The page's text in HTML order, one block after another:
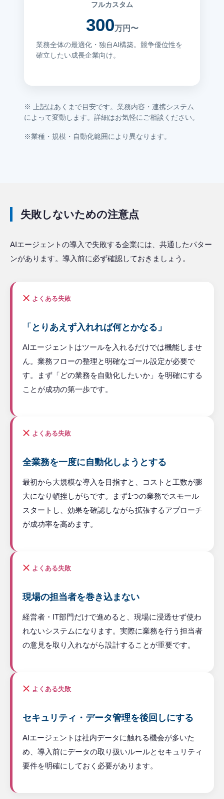
フルカスタム
300万円〜
業務全体の最適化・独自AI構築。競争優位性を
確立したい成長企業向け。
※ 上記はあくまで目安です。業務内容・連携システム
によって変動します。詳細はお気軽にご相談ください。
※業種・規模・自動化範囲により異なります。
失敗しないための注意点
AIエージェントの導入で失敗する企業には、共通したパター
ンがあります。導入前に必ず確認しておきましょう。
よくある失敗
「とりあえず入れれば何とかなる」
AIエージェントはツールを入れるだけでは機能しませ
ん。業務フローの整理と明確なゴール設定が必要で
す。まず「どの業務を自動化したいか」を明確にする
ことが成功の第一歩です。
よくある失敗
全業務を一度に自動化しようとする
最初から大規模な導入を目指すと、コストと工数が膨
大になり頓挫しがちです。まず1つの業務でスモール
スタートし、効果を確認しながら拡張するアプローチ
が成功率を高めます。
よくある失敗
現場の担当者を巻き込まない
経営者・IT部門だけで進めると、現場に浸透せず使わ
れないシステムになります。実際に業務を行う担当者
の意見を取り入れながら設計することが重要です。
よくある失敗
セキュリティ・データ管理を後回しにする
AIエージェントは社内データに触れる機会が多いた
め、導入前にデータの取り扱いルールとセキュリティ
要件を明確にしておく必要があります。